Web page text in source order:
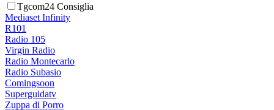
Tgcom24 Consiglia
Mediaset Infinity
R101
Radio 105
Virgin Radio
Radio Montecarlo
Radio Subasio
Comingsoon
Superguidatv
Zuppa di Porro